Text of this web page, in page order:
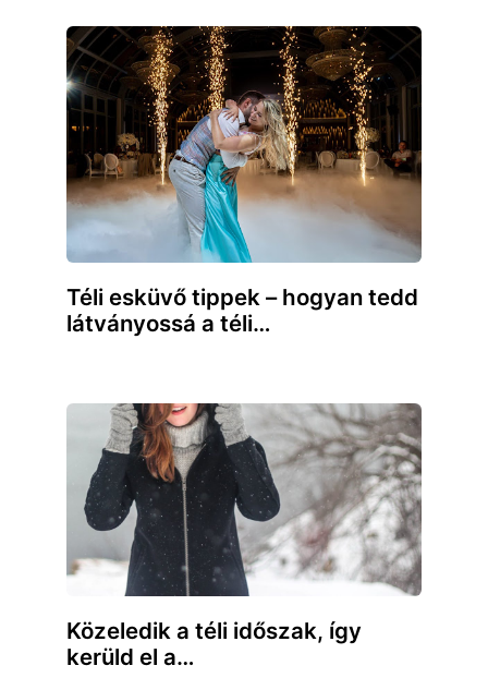
Téli esküvő tippek – hogyan tedd
látványossá a téli…
Közeledik a téli időszak, így
kerüld el a…